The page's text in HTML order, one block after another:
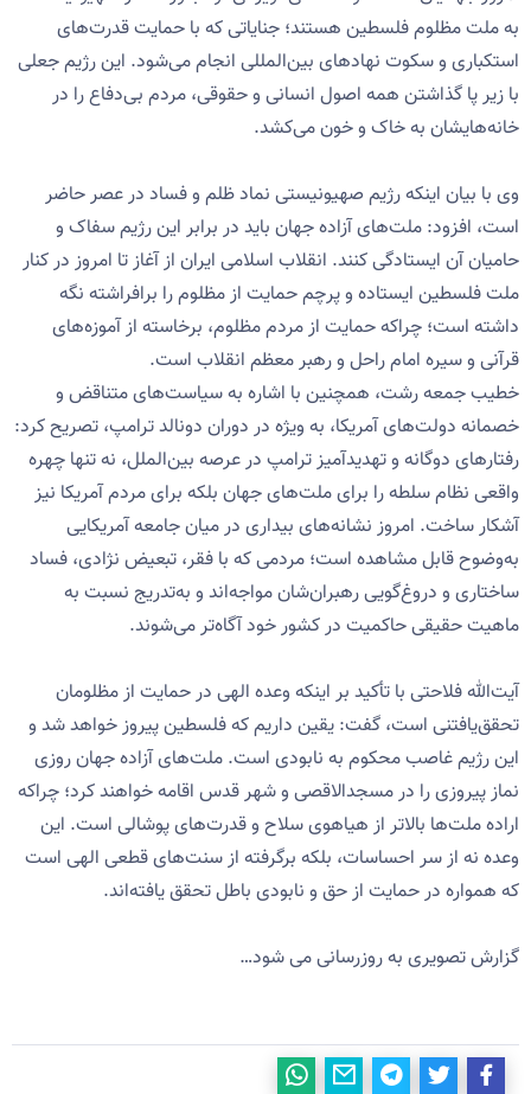
به ملت مظلوم فلسطین هستند؛ جنایاتی که با حمایت قدرت‌های
استکباری و سکوت نهادهای بین‌المللی انجام می‌شود. این رژیم جعلی
با زیر پا گذاشتن همه اصول انسانی و حقوقی، مردم بی‌دفاع را در
خانه‌هایشان به خاک و خون می‌کشد.
وی با بیان اینکه رژیم صهیونیستی نماد ظلم و فساد در عصر حاضر
است، افزود: ملت‌های آزاده جهان باید در برابر این رژیم سفاک و
حامیان آن ایستادگی کنند. انقلاب اسلامی ایران از آغاز تا امروز در کنار
ملت فلسطین ایستاده و پرچم حمایت از مظلوم را برافراشته نگه
داشته است؛ چراکه حمایت از مردم مظلوم، برخاسته از آموزه‌های
قرآنی و سیره امام راحل و رهبر معظم انقلاب است.
خطیب جمعه رشت، همچنین با اشاره به سیاست‌های متناقض و
خصمانه دولت‌های آمریکا، به ویژه در دوران دونالد ترامپ، تصریح کرد:
رفتارهای دوگانه و تهدیدآمیز ترامپ در عرصه بین‌الملل، نه تنها چهره
واقعی نظام سلطه را برای ملت‌های جهان بلکه برای مردم آمریکا نیز
آشکار ساخت. امروز نشانه‌های بیداری در میان جامعه آمریکایی
به‌وضوح قابل مشاهده است؛ مردمی که با فقر، تبعیض نژادی، فساد
ساختاری و دروغ‌گویی رهبران‌شان مواجه‌اند و به‌تدریج نسبت به
ماهیت حقیقی حاکمیت در کشور خود آگاه‌تر می‌شوند.
آیت‌الله فلاحتی با تأکید بر اینکه وعده الهی در حمایت از مظلومان
تحقق‌یافتنی است، گفت: یقین داریم که فلسطین پیروز خواهد شد و
این رژیم غاصب محکوم به نابودی است. ملت‌های آزاده جهان روزی
نماز پیروزی را در مسجدالاقصی و شهر قدس اقامه خواهند کرد؛ چراکه
اراده ملت‌ها بالاتر از هیاهوی سلاح و قدرت‌های پوشالی است. این
وعده نه از سر احساسات، بلکه برگرفته از سنت‌های قطعی الهی است
که همواره در حمایت از حق و نابودی باطل تحقق یافته‌اند.
گزارش تصویری به روزرسانی می شود…